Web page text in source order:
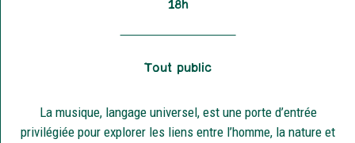
18h
Tout public
La musique, langage universel, est une porte d’entrée
privilégiée pour explorer les liens entre l’homme, la nature et